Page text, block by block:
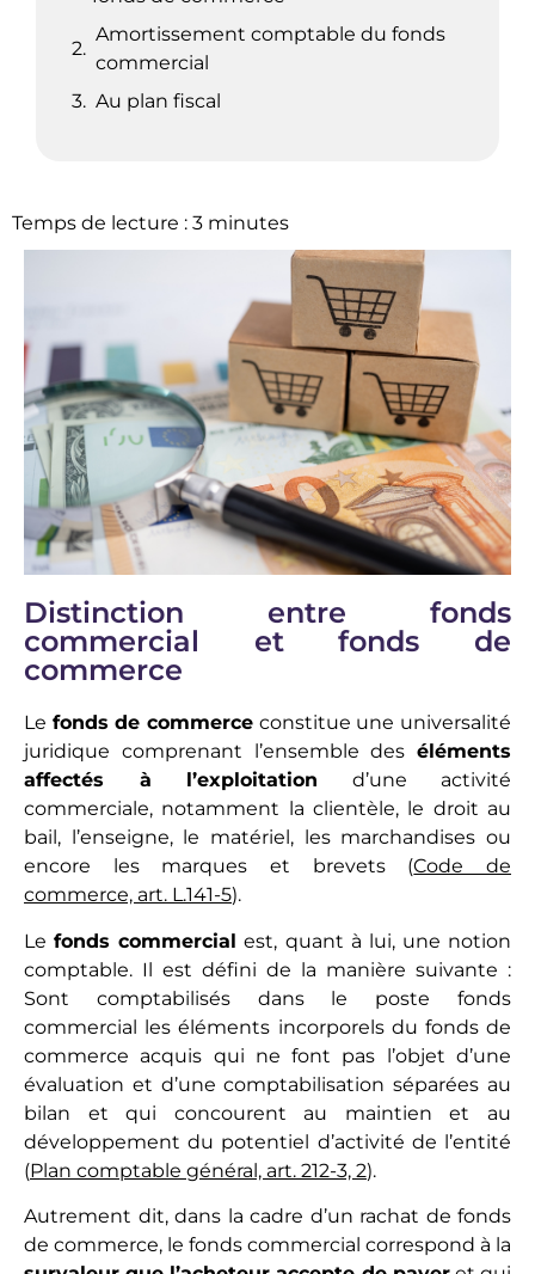
Amortissement comptable du fonds
commercial
Au plan fiscal
Temps de lecture : 3 minutes
Distinction entre fonds
commercial et fonds de
commerce
Le fonds de commerce constitue une universalité
juridique comprenant l’ensemble des éléments
affectés à l’exploitation d’une activité
commerciale, notamment la clientèle, le droit au
bail, l’enseigne, le matériel, les marchandises ou
encore les marques et brevets (Code de
commerce, art. L.141-5).
Lefonds commercial est, quant à lui, une notion
comptable. Il est défini de la manière suivante :
Sont comptabilisés dans le poste fonds
commercial les éléments incorporels du fonds de
commerce acquis qui ne font pas l’objet d’une
évaluation et d’une comptabilisation séparées au
bilan et qui concourent au maintien et au
développement du potentiel d’activité de l’entité
(Plan comptable général, art. 212-3, 2).
Autrement dit, dans la cadre d’un rachat de fonds
de commerce, le fonds commercial correspond à la